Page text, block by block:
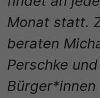
Monat statt.
beraten
Perschke
Zweck
Dieses
für diese
Name
Name
_pk_id\..*$
Anbieter
Matomo
Externe
Wir